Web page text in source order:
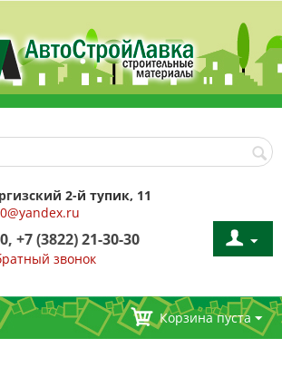
2-й тупик, 11
+7 (3822) 21-30-30
звонок
Корзина пуста